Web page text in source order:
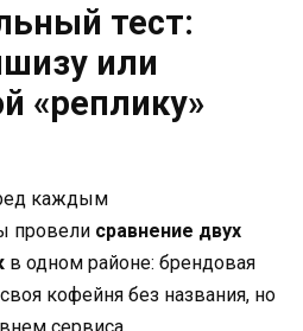
тест:
или
«реплику»
каждым
провели сравнение двух
в одном районе: брендовая
кофейня без названия, но